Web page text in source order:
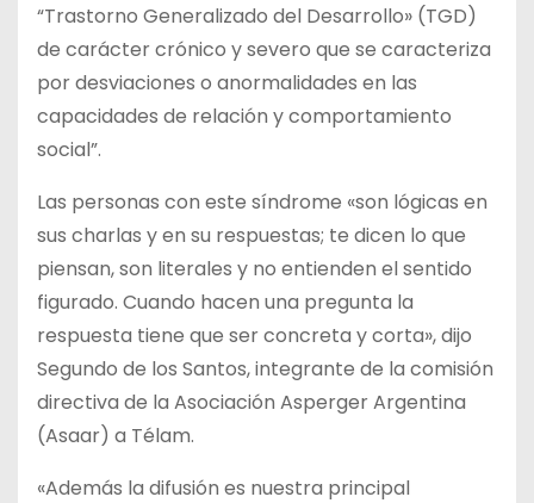
“Trastorno Generalizado del Desarrollo» (TGD)
de carácter crónico y severo que se caracteriza
por desviaciones o anormalidades en las
capacidades de relación y comportamiento
social”.
Las personas con este síndrome «son lógicas en
sus charlas y en su respuestas; te dicen lo que
piensan, son literales y no entienden el sentido
figurado. Cuando hacen una pregunta la
respuesta tiene que ser concreta y corta», dijo
Segundo de los Santos, integrante de la comisión
directiva de la Asociación Asperger Argentina
(Asaar) a Télam.
«Además la difusión es nuestra principal